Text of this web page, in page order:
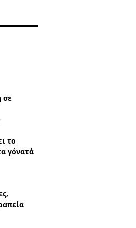
σε
το
γόνατά